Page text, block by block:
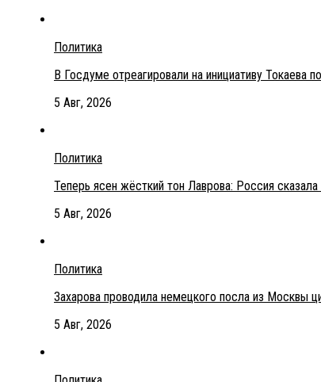
Политика
В Госдуме отреагировали на инициативу Токаева
5 Авг, 2026
Политика
Теперь ясен жёсткий тон Лаврова: Россия
5 Авг, 2026
Политика
Захарова проводила немецкого посла из Москвы
5 Авг, 2026